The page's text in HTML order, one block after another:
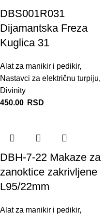
DBS001R031
Dijamantska Freza
Kuglica 31
Alat za manikir i pedikir,
Nastavci za električnu turpiju,
Divinity
450.00 RSD
DBH-7-22 Makaze za
zanoktice zakrivljene
L95/22mm
Alat za manikir i pedikir,